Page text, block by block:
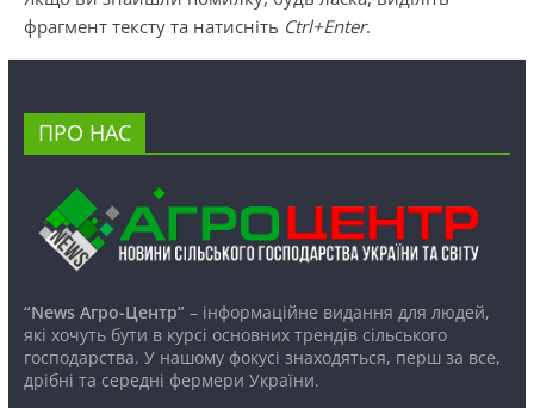
фрагмент тексту та натисніть Ctrl+Enter.
ПРО НАС
“News Агро-Центр”– інформаційне видання для людей,
які хочуть бути в курсі основних трендів сільського
господарства. У нашому фокусі знаходяться, перш за все,
дрібні та середні фермери України.